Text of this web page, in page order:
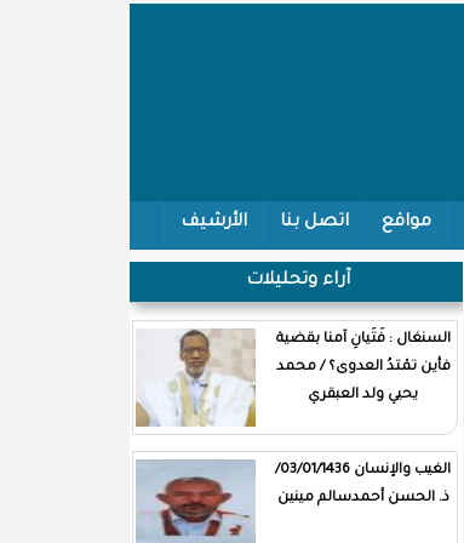
مواقع اتصل بنا الأرشيف
آراء وتحليلات
السنغال : فَتَيانِ آمنا بقضية
فأين تمْتدُ العدوى؟ / محمد
يحيي ولد العبقري
الغيب والإنسان 03/01/1436/
ذ. الحسن أحمدسالم مينين